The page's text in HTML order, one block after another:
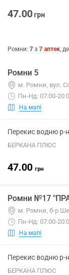
47.00грн
Ромни: 7 з 7 аптек,
Ромни 5
м. Ромни, вул.
Пн-Нд: 07:00-
На мапі
Перекис водню р-
БЕРКАНА ПЛЮС
47.00 грн
Ромни №17
м. Ромни, б-р
Пн-Нд: 07:00-
На мапі
Перекис водню р-
БЕРКАНА ПЛЮС